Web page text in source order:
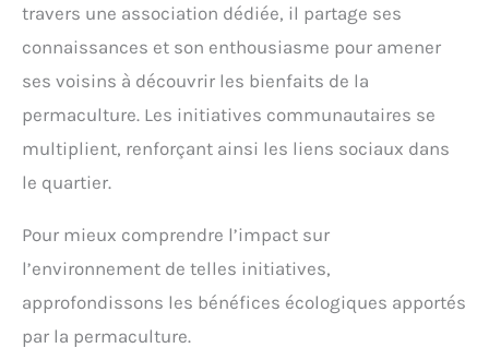
travers une association dédiée, il partage ses
connaissances et son enthousiasme pour amener
ses voisins à découvrir les bienfaits de la
permaculture. Les initiatives communautaires se
multiplient, renforçant ainsi les liens sociaux dans
le quartier.
Pour mieux comprendre l’impact sur
l’environnement de telles initiatives,
approfondissons les bénéfices écologiques apportés
par la permaculture.